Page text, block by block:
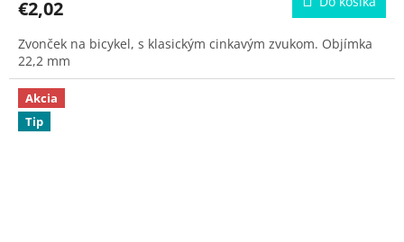
€2,02
Zvonček na bicykel, s klasickým cinkavým zvukom. Objímka
22,2 mm
Akcia
Tip